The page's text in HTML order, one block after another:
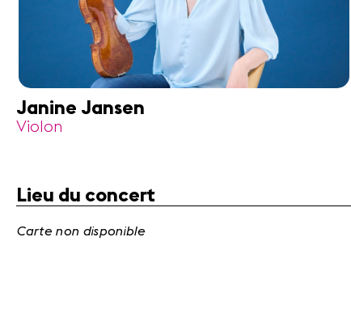
Janine Jansen
Violon
Lieu du concert
Carte non disponible